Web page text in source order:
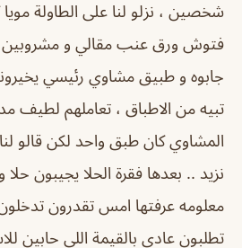
شخصين ، نزلو لنا على الطاولة
فتوش ورق عنب مقالي و مشروبين
جابوه و طبيق مشاوي رئيسي
تبيه من الاطباق ، تعاملهم لطيف
المشاوي كان طبق واحد لكن قالو لنا
نزيد .. بعدها فقرة الحلا يجيبون
معلومه عرفتها امس تقدرون
تطلبون عادي بالقيمة اللي حابين